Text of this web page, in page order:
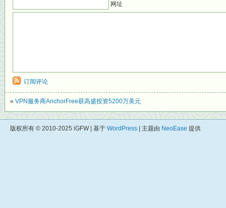
网址
订阅评论
« VPN服务商AnchorFree获高盛投资5200万美元
版权所有 © 2010-2025 iGFW | 基于 WordPress | 主题由 NeoEase 提供